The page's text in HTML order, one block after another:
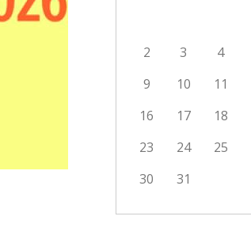
2
3 4
9
10 11
16
17 18
23
24 25
30
31